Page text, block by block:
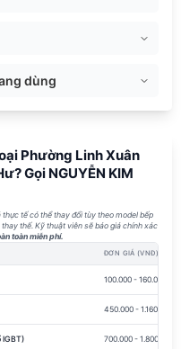
dùng
Phường Linh Xuân
Gọi NGUYỄN KIM
tế có thể thay đổi tùy theo model bếp
thế. Kỹ thuật viên sẽ báo giá chính xác
toàn miễn phí.
ĐƠN GIÁ (VNĐ)
100.000 - 160.000
450.000 - 1.160.000
IGBT) 700.000 - 1.800.000